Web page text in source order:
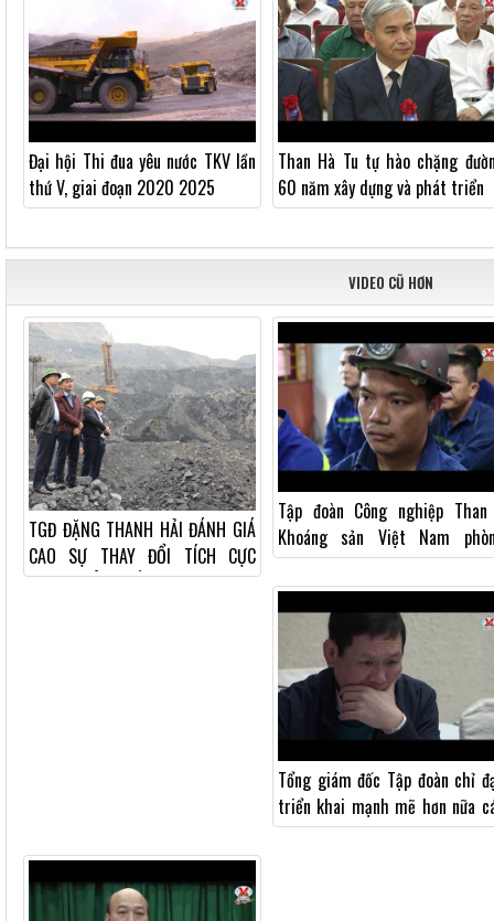
Đại hội Thi đua yêu nước TKV lần
thứ V, giai đoạn 2020 2025
Than Hà Tu tự hào chặng
60 năm xây dựng và phát triển
VIDEO CŨ HƠN
TGĐ ĐẶNG THANH HẢI ĐÁNH GIÁ
CAO SỰ THAY ĐỔI TÍCH CỰC
TRONG CÔNG TÁC KỸ THUẬT MỎ
Tập đoàn Công nghiệp
Khoáng sản Việt Nam
chống dịch COVID -19
Tổng giám đốc Tập đoàn chỉ
triển khai mạnh mẽ hơn nữa
biện pháp phòng chống dịch